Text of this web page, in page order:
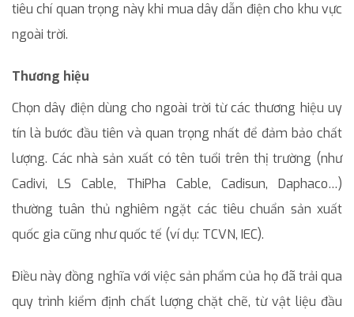
tiêu chí quan trọng này khi mua dây dẫn điện cho khu vực
ngoài trời.
Thương hiệu
Chọn dây điện dùng cho ngoài trời từ các thương hiệu uy
tín là bước đầu tiên và quan trọng nhất để đảm bảo chất
lượng. Các nhà sản xuất có tên tuổi trên thị trường (như
Cadivi, LS Cable, ThiPha Cable, Cadisun, Daphaco…)
thường tuân thủ nghiêm ngặt các tiêu chuẩn sản xuất
quốc gia cũng như quốc tế (ví dụ: TCVN, IEC).
Điều này đồng nghĩa với việc sản phẩm của họ đã trải qua
quy trình kiểm định chất lượng chặt chẽ, từ vật liệu đầu